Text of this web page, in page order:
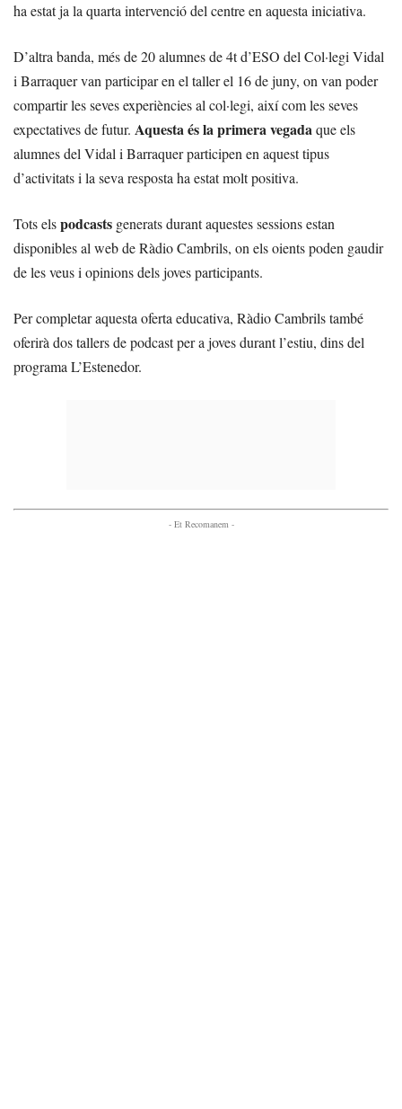
ha estat ja la quarta intervenció del centre en aquesta iniciativa.
D’altra banda, més de 20 alumnes de 4t d’ESO del Col·legi Vidal
i Barraquer van participar en el taller el 16 de juny, on van poder
compartir les seves experiències al col·legi, així com les seves
expectatives de futur. Aquesta és la primera vegadaque els
alumnes del Vidal i Barraquer participen en aquest tipus
d’activitats i la seva resposta ha estat molt positiva.
Tots elspodcasts generats durant aquestes sessions estan
disponibles al web de Ràdio Cambrils, on els oients poden gaudir
de les veus i opinions dels joves participants.
Per completar aquesta oferta educativa, Ràdio Cambrils també
oferirà dos tallers de podcast per a joves durant l’estiu, dins del
programa L’Estenedor.
- Et Recomanem -